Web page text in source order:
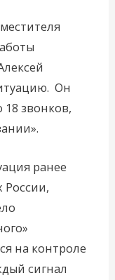
Он
18 звонков,
ранее
России,
на контроле
сигнал